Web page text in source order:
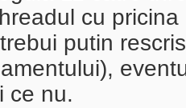
cu
putin
ce nu.